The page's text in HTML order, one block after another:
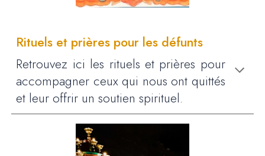
Rituels et prières pour les défunts
Retrouvez ici les rituels et prières pour
accompagner ceux qui nous ont quittés
et leur offrir un soutien spirituel.